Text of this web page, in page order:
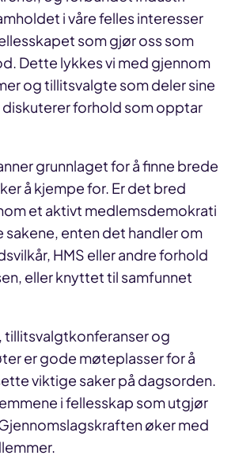
i våre felles interesser
som gjør oss som
Dette lykkes vi med gjennom
og tillitsvalgte som deler sine
forhold som opptar
grunnlaget for å finne brede
å kjempe for. Er det bred
et aktivt medlemsdemokrati
enten det handler om
HMS eller andre forhold
eller knyttet til samfunnet
tillitsvalgtkonferanser og
er gode møteplasser for å
viktige saker på dagsorden.
i fellesskap som utgjør
øker med